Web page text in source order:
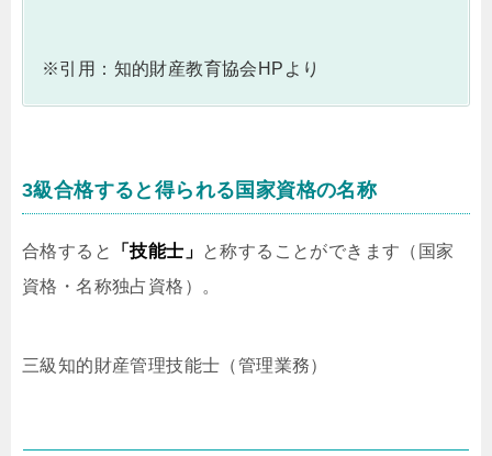
※引用：知的財産教育協会HPより
3級合格すると得られる国家資格の名称
合格すると 「技能士」 と称することができます（国家
資格・名称独占資格）。
三級知的財産管理技能士（管理業務）